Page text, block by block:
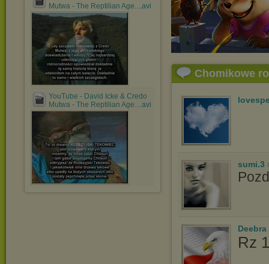
Mutwa - The Reptilian Age....avi
YouTube - David Icke & Credo
Mutwa - The Reptilian Age....avi
Chomikowe
sumi.3
Deebra
Rz